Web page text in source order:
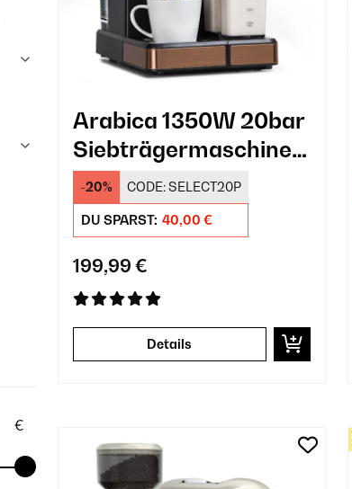
€
Arabica 1350W 20bar
Siebträgermaschine
Kupfer
-20% CODE:SELECT20P
DU SPARST: 40,00 €
199,99 €
Details